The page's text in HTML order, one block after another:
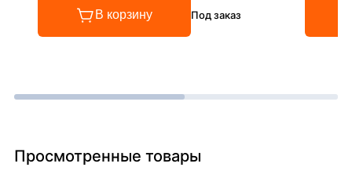
В корзину Под заказ
Просмотренные товары